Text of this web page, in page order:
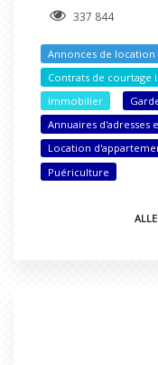
337 844
Annonces de location
Contrats de courtage
Immobilier
Annuaires
Location
Puériculture